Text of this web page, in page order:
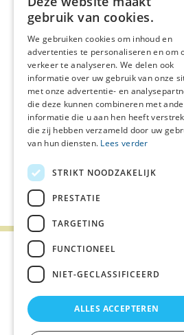
aanwezigheid en zijn weloverwogen
uitspraken maakten hem een ideale
Nieuwe animatie brengt
palliatieve zorg tot leven
Nieuws Consortium Septet
In de regio Midden-Nederland
gezamenlijk een transmurale visie
ontwikkeld. Deze visie richt zich op
grenzen van organisaties en
patiënten en hun naasten de best
ondersteuning ontvangen in de
eerder ontwikkelde praatplaat van
een inspirerende animatie
toegankelijke manier tot leven brengt.
1 2 3 4 5
Nieuws
Agenda
gebruik van cookies.
We gebruiken cookies om inhoud en
advertenties te personaliseren en om
verkeer te analyseren. We delen ook
informatie over uw gebruik van onze
met onze advertentie- en
die deze kunnen combineren met
informatie die u aan hen heeft
die zij hebben verzameld door uw
van hun diensten. Lees verder
STRIKT NOODZAKELIJK
PRESTATIE
TARGETING
FUNCTIONEEL
NIET-GECLASSIFICEERD
ALLES ACCEPTEREN